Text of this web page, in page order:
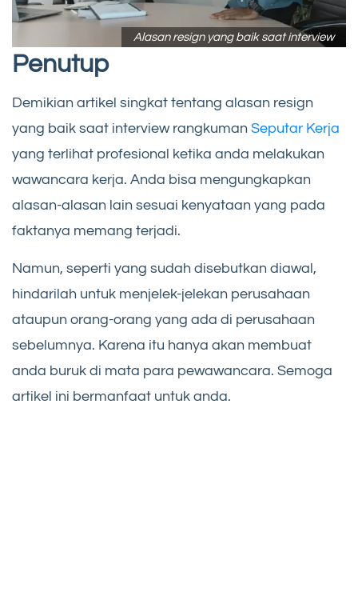
Alasan resign yang baik saat interview
Penutup
Demikian artikel singkat tentang alasan resign
yang baik saat interview rangkuman Seputar Kerja
yang terlihat profesional ketika anda melakukan
wawancara kerja. Anda bisa mengungkapkan
alasan-alasan lain sesuai kenyataan yang pada
faktanya memang terjadi.
Namun, seperti yang sudah disebutkan diawal,
hindarilah untuk menjelek-jelekan perusahaan
ataupun orang-orang yang ada di perusahaan
sebelumnya. Karena itu hanya akan membuat
anda buruk di mata para pewawancara. Semoga
artikel ini bermanfaat untuk anda.